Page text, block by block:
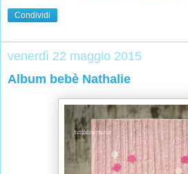
Condividi
venerdì 22 maggio 2015
Album bebè Nathalie